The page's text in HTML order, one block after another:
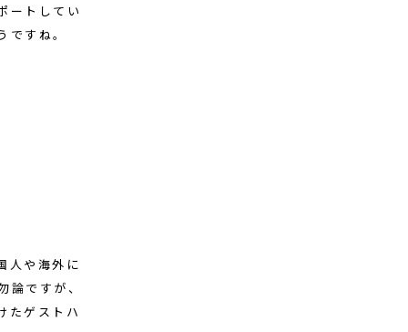
ートしてい
すね。
人や海外に
ですが、
たゲストハ